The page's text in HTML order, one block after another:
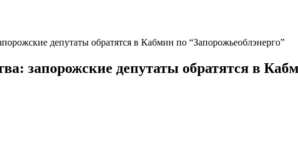
депутаты обратятся в Кабмин по “Запорожьеоблэнерго”
запорожские депутаты обратятся в